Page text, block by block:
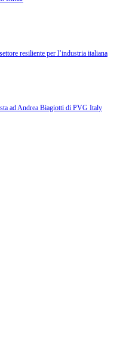
resiliente per l’industria italiana
ad Andrea Biagiotti di PVG Italy